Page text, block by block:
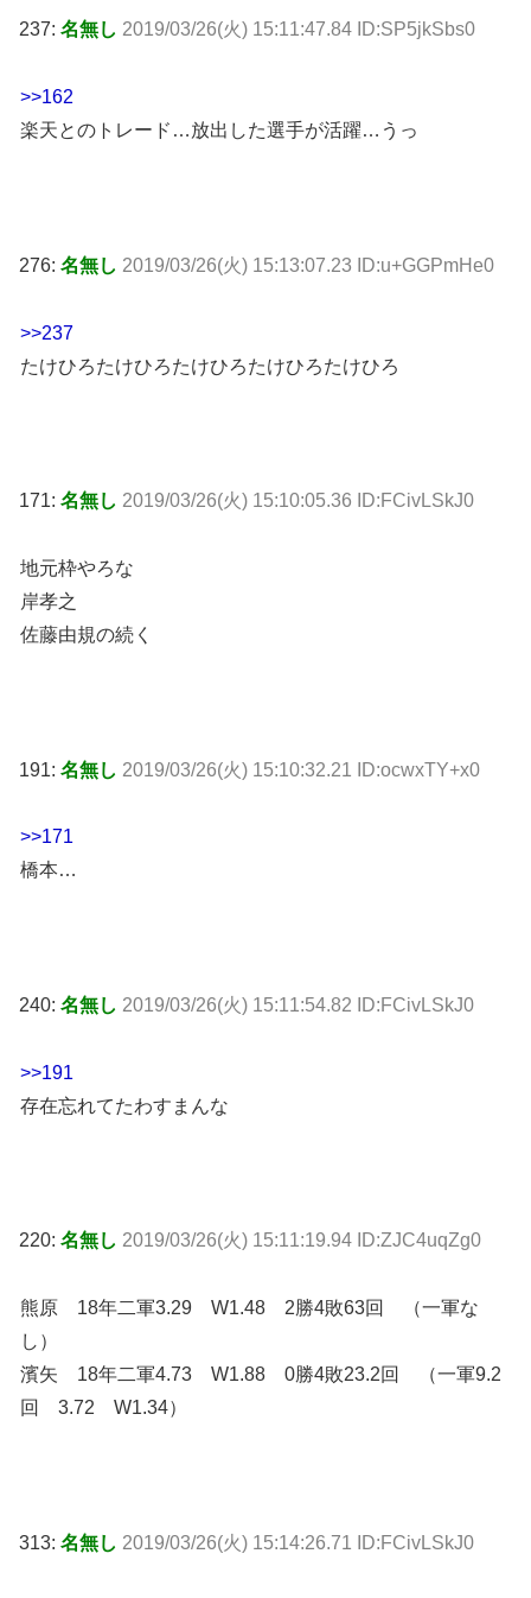
237: 名無し 2019/03/26(火) 15:11:47.84 ID:SP5jkSbs0
>>162
楽天とのトレード…放出した選手が活躍…うっ
276: 名無し 2019/03/26(火) 15:13:07.23 ID:u+GGPmHe0
>>237
たけひろたけひろたけひろたけひろたけひろ
171: 名無し 2019/03/26(火) 15:10:05.36 ID:FCivLSkJ0
地元枠やろな
岸孝之
佐藤由規の続く
191: 名無し 2019/03/26(火) 15:10:32.21 ID:ocwxTY+x0
>>171
橋本…
240: 名無し 2019/03/26(火) 15:11:54.82 ID:FCivLSkJ0
>>191
存在忘れてたわすまんな
220: 名無し 2019/03/26(火) 15:11:19.94 ID:ZJC4uqZg0
熊原 18年二軍3.29 W1.48 2勝4敗63回 （一軍な
し）
濱矢 18年二軍4.73 W1.88 0勝4敗23.2回 （一軍9.2
回 3.72 W1.34）
313: 名無し 2019/03/26(火) 15:14:26.71 ID:FCivLSkJ0